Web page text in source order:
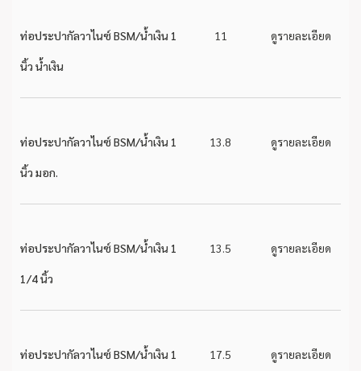
ท่อประปากัลวาไนซ์ BSM/น้ำเงิน 1
นิ้ว น้ำเงิน
11 ดูรายละเอียด
ท่อประปากัลวาไนซ์ BSM/น้ำเงิน 1
นิ้ว มอก.
13.8 ดูรายละเอียด
ท่อประปากัลวาไนซ์ BSM/น้ำเงิน 1
1/4 นิ้ว
13.5 ดูรายละเอียด
ท่อประปากัลวาไนซ์ BSM/น้ำเงิน 1 17.5 ดูรายละเอียด